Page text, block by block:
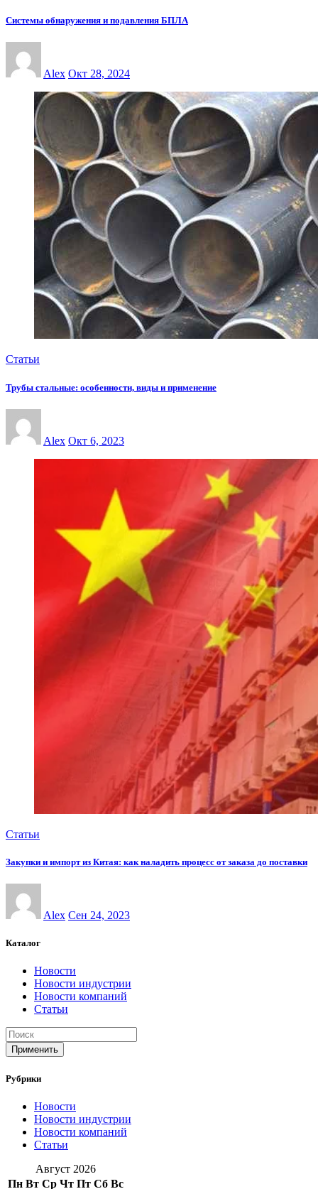
Системы обнаружения и подавления БПЛА
Alex Окт 28, 2024
Статьи
Трубы стальные: особенности, виды и применение
Alex Окт 6, 2023
Статьи
Закупки и импорт из Китая: как наладить процесс от заказа до поставки
Alex Сен 24, 2023
Каталог
Новости
Новости индустрии
Новости компаний
Статьи
Применить
Рубрики
Новости
Новости индустрии
Новости компаний
Статьи
Август 2026
Пн Вт Ср Чт Пт Сб Вс